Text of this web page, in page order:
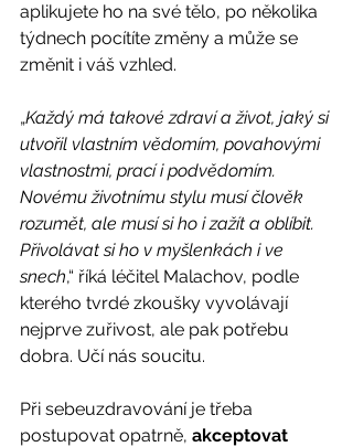
aplikujete ho na své tělo, po několika
týdnech pocítíte změny a může se
změnit i váš vzhled.
„Každý má takové zdraví a život, jaký si
utvořil vlastním vědomím, povahovými
vlastnostmi, prací i podvědomím.
Novému životnímu stylu musí člověk
rozumět, ale musí si ho i zažít a oblíbit.
Přivolávat si ho v myšlenkách i ve
snech,“ říká léčitel Malachov, podle
kterého tvrdé zkoušky vyvolávají
nejprve zuřivost, ale pak potřebu
dobra. Učí nás soucitu.
Při sebeuzdravování je třeba
postupovat opatrně, akceptovat